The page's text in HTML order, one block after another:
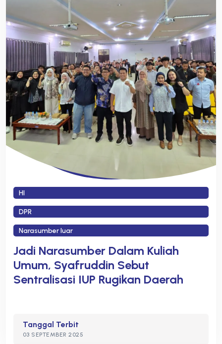
HI
DPR
Narasumber luar
Jadi Narasumber Dalam Kuliah
Umum, Syafruddin Sebut
Sentralisasi IUP Rugikan Daerah
Tanggal Terbit
03 SEPTEMBER 2025